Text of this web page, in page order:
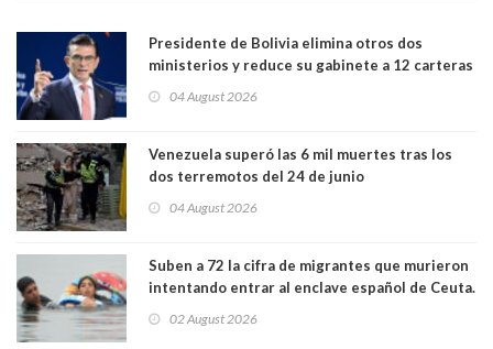
Presidente de Bolivia elimina otros dos
ministerios y reduce su gabinete a 12 carteras
04 August 2026
Venezuela superó las 6 mil muertes tras los
dos terremotos del 24 de junio
04 August 2026
Suben a 72 la cifra de migrantes que murieron
intentando entrar al enclave español de Ceuta.
02 August 2026